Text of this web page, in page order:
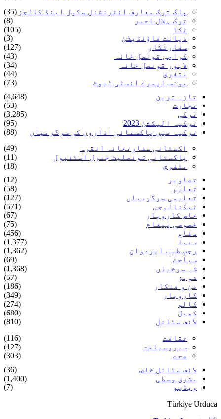
پاک ترک معارف انٹرنشنل سکول اینڈ کالجز (35)
ترک ہلال احمر
(8)
ٹکا
(105)
دیانت فاؤنڈیشن
(3)
سفارتکار
(127)
کراچی قونصل خانہ
(43)
لاہور قونصل خانہ
(34)
متفرق
(44)
یونس ایمرے انسٹی ٹیوٹ
(73)
تازہ ترین
(4,648)
تجارت
(53)
ترکی
(3,285)
ترکیہ الیکشن 2023
(95)
ترکیہ میں پاکستانی اداروں کی سرگرمیاں
(88)
اکستانی سفارتخانہ انقرہ
(49)
پاکستانی قونصلیٹ جنرل استنبول
(11)
متفرق
(18)
تصاویر
(12)
تعلیم
(58)
تعلیمی سرگرمیاں
(127)
ٹیکنالوجی
(571)
خاص کاروبار
(67)
خصوصی پیغام
(75)
دفاع
(456)
دنیا
(1,377)
رجب طیب ایردوان
(1,362)
سیاحت
(69)
شہ سرخیاں
(1,368)
شوبز
(57)
فن و فنکار
(186)
کاروبار
(349)
کالم
(274)
کھیل
(680)
لائف سٹائل
(810)
ثقافت
(116)
سیروسیاحت
(127)
صحت
(303)
لائف سٹائل خاص
(36)
مشرق وسطی
(1,400)
ویڈیو
(7)
Türkiye Urduca